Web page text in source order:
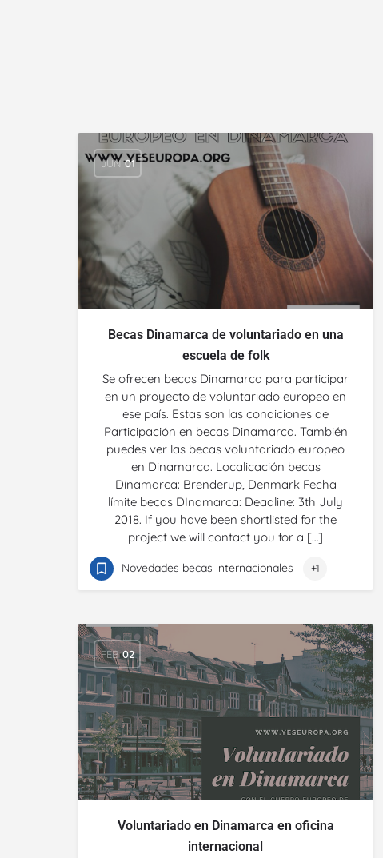
JUN 01
Becas Dinamarca de voluntariado en una
escuela de folk
Se ofrecen becas Dinamarca para participar
en un proyecto de voluntariado europeo en
ese país. Estas son las condiciones de
Participación en becas Dinamarca. También
puedes ver las becas voluntariado europeo
en Dinamarca. Localicación becas
Dinamarca: Brenderup, Denmark Fecha
límite becas DInamarca: Deadline: 3th July
2018. If you have been shortlisted for the
project we will contact you for a […]
Novedades becas internacionales +1
FEB 02
Voluntariado en Dinamarca en oficina
internacional